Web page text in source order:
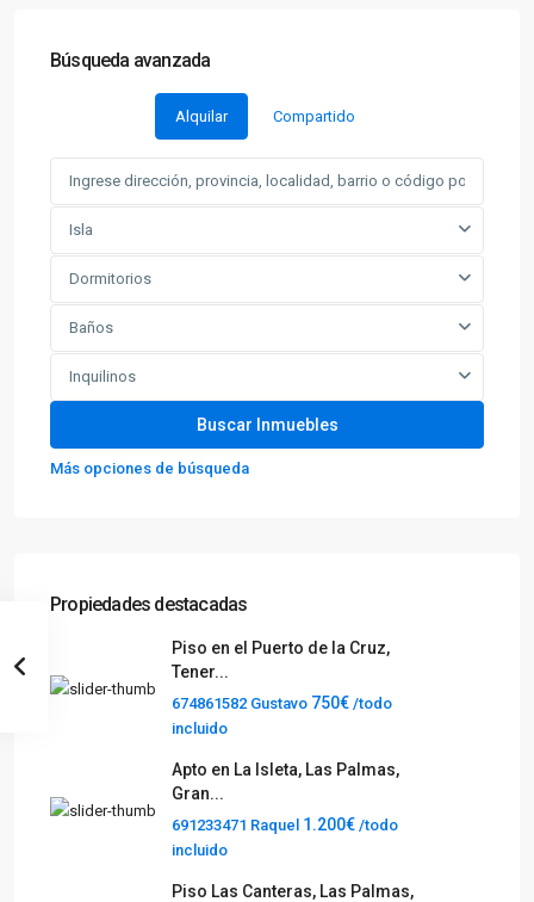
Búsqueda avanzada
Alquilar Compartido
Isla
Dormitorios
Baños
Inquilinos
Más opciones de búsqueda
Propiedades destacadas
Piso en el Puerto de la Cruz,
Tener...
674861582 Gustavo 750€ /todo
incluido
Apto en La Isleta, Las Palmas,
Gran...
691233471 Raquel 1.200€ /todo
incluido
Piso Las Canteras, Las Palmas,